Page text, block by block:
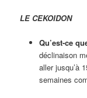
LE CEKOIDON
Qu’est-ce
déclinaison
aller jusqu’à
semaines